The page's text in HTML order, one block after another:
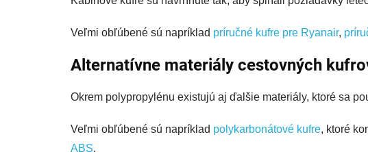
Veľmi obľúbené sú napríklad príručné kufre pre Ryanair,
Alternatívne materiály cestovných
Okrem polypropylénu existujú aj ďalšie materiály, ktoré sa
Veľmi obľúbené sú napríklad polykarbonátové kufre, ktoré
ABS.